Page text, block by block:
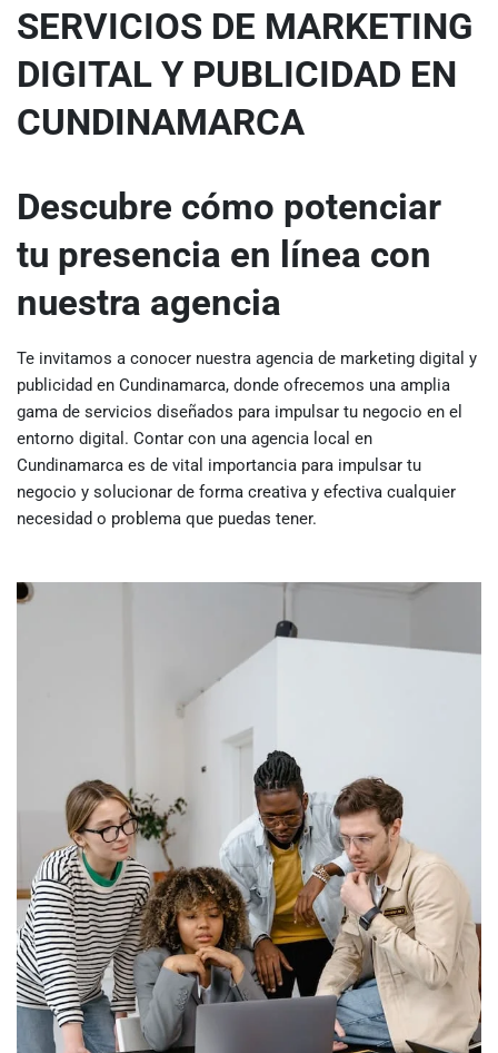
SERVICIOS DE MARKETING
DIGITAL Y PUBLICIDAD EN
CUNDINAMARCA
Descubre cómo potenciar
tu presencia en línea con
nuestra agencia
Te invitamos a conocer nuestra agencia de marketing digital y
publicidad en Cundinamarca, donde ofrecemos una amplia
gama de servicios diseñados para impulsar tu negocio en el
entorno digital. Contar con una agencia local en
Cundinamarca es de vital importancia para impulsar tu
negocio y solucionar de forma creativa y efectiva cualquier
necesidad o problema que puedas tener.